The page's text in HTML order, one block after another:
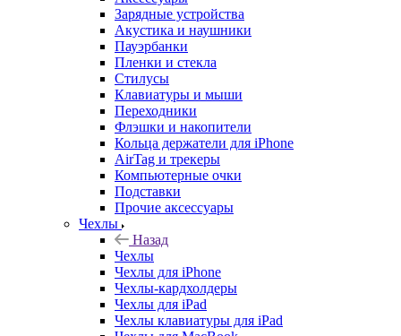
Зарядные устройства
Акустика и наушники
Пауэрбанки
Пленки и стекла
Стилусы
Клавиатуры и мыши
Переходники
Флэшки и накопители
Кольца держатели для iPhone
AirTag и трекеры
Компьютерные очки
Подставки
Прочие аксессуары
Чехлы
Назад
Чехлы
Чехлы для iPhone
Чехлы-кардхолдеры
Чехлы для iPad
Чехлы клавиатуры для iPad